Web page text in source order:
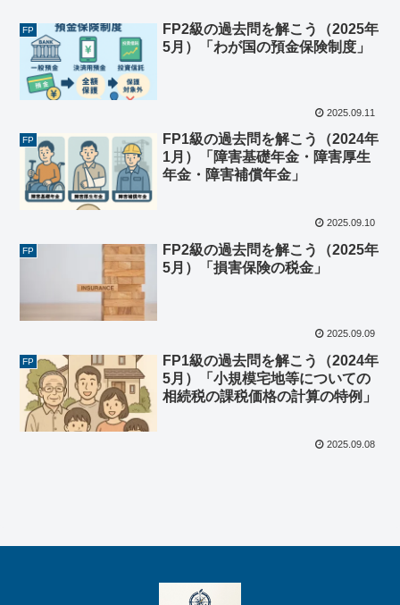
FP
FP2級の過去問を解こう（2025年
5月）「わが国の預金保険制度」
2025.09.11
FP
FP1級の過去問を解こう（2024年
1月）「障害基礎年金・障害厚生
年金・障害補償年金」
2025.09.10
FP
FP2級の過去問を解こう（2025年
5月）「損害保険の税金」
2025.09.09
FP
FP1級の過去問を解こう（2024年
5月）「小規模宅地等についての
相続税の課税価格の計算の特例」
2025.09.08